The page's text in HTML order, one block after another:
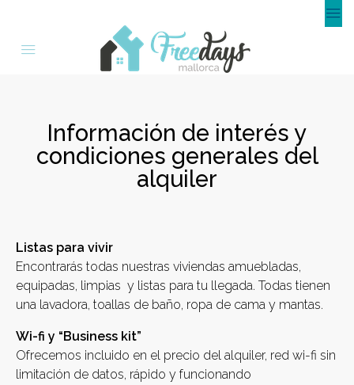
Información de interés y
condiciones generales del
alquiler
Listas para vivir
Encontrarás todas nuestras viviendas amuebladas,
equipadas, limpias y listas para tu llegada. Todas tienen
una lavadora, toallas de baño, ropa de cama y mantas.
Wi-fi y “Business kit”
Ofrecemos incluido en el precio del alquiler, red wi-fi sin
limitación de datos, rápido y funcionando